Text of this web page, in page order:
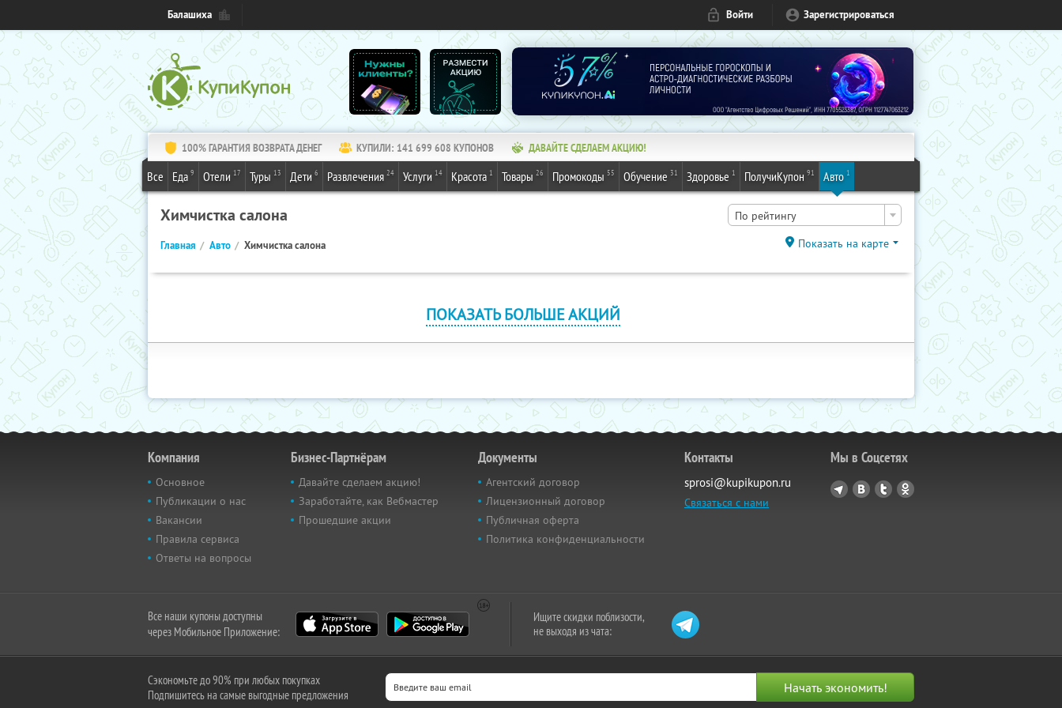
Балашиха Войти Зарегистрироваться
100% ГАРАНТИЯ ВОЗВРАТА ДЕНЕГ КУПИЛИ: 141 699 608 КУПОНОВ ДАВАЙТЕ СДЕЛАЕМ АКЦИЮ!
Все Еда 9 Отели 17 Туры 13 Дети 6 Развлечения 24 Услуги 14 Красота 1 Товары 26 Промокоды 55 Обучение 31 Здоровье 1 ПолучиКупон 91 Авто 1
Химчистка салона По рейтингу
Главная Авто Химчистка салона Показать на карте
ПОКАЗАТЬ БОЛЬШЕ АКЦИЙ
Компания
Основное
Публикации о нас
Вакансии
Правила сервиса
Ответы на вопросы
Бизнес-Партнёрам
Давайте сделаем акцию!
Заработайте, как Вебмастер
Прошедшие акции
Документы
Агентский договор
Лицензионный договор
Публичная оферта
Политика конфиденциальности
Контакты
sprosi@kupikupon.ru
Связаться с нами
Мы в Соцсетях
Все наши купоны доступны
через Мобильное Приложение:
Ищите скидки поблизости,
не выходя из чата:
Сэкономьте до 90% при любых покупках
Подпишитесь на самые выгодные предложения